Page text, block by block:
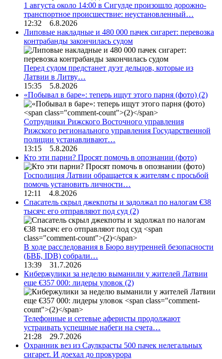
1 августа около 14:00 в Сигулде произошло дорожно-
транспортное происшествие: неустановленный…
12:32 6.8.2026
Липовые накладные и 480 000 пачек сигарет: перевозка
контрабанды закончилась судом
Перед судом предстанет дуэт дельцов, которые из
Латвии в Литву…
15:35 5.8.2026
«Побывал в баре»: теперь ищут этого парня (фото) (2)
Сотрудники Рижского Восточного управления
Рижского регионального управления Государственной
полиции устанавливают…
13:15 5.8.2026
Кто эти парни? Просят помочь в опознании (фото)
Госполиция Латвии обращается к жителям с просьбой
помочь установить личности…
12:11 4.8.2026
Спасатель скрыл джекпоты и задолжал по налогам €38
тысяч: его отправляют под суд (2)
В ходе расследования в Бюро внутренней безопасности
(БВБ, IDB) собрали…
13:39 31.7.2026
Кибержулики за неделю выманили у жителей Латвии
еще €357 000: лидеры уловок (2)
Телефонные и сетевые аферисты продолжают
устраивать успешные набеги на счета…
21:28 29.7.2026
Охранник вез из Саулкрасты 500 пачек нелегальных
сигарет. И доехал до прокурора